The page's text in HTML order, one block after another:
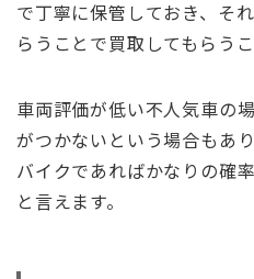
で丁寧に保管しておき、そ
らうことで買取してもらうこ
車両評価が低い不人気車の
がつかないという場合もあ
バイクであればかなりの確
と言えます。